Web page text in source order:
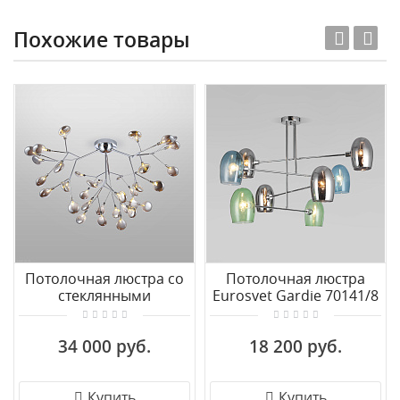
Похожие товары
Потолочная люстра со
стеклянными
плафонами Bogate's
34 000 руб.
Потолочная люстра
Eurosvet Gardie 70141/8
хром
18 200 руб.